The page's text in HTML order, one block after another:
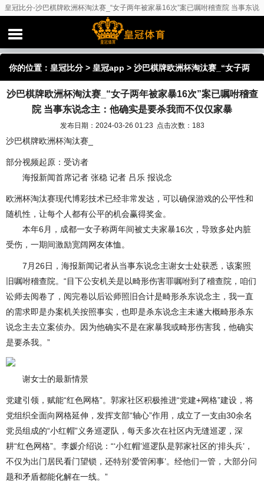
皇冠比分-沙巴棋牌欧洲杯淘汰赛_“女子两年被家暴16次”案已嘱咐稽查院 当事东说
念主：他确实是要杀我而不仅仅家暴
你的位置： 皇冠比分 > 皇冠app > 沙巴棋牌欧洲杯淘汰赛_“女子两
年被家暴16次”案已嘱咐稽查院 当事东说念主：他确实是要杀我而
沙巴棋牌欧洲杯淘汰赛_“女子两年被家暴16次”案已嘱咐稽查
院 当事东说念主：他确实是要杀我而不仅仅家暴
发布日期：2024-03-26 01:23 点击次数：183
沙巴棋牌欧洲杯淘汰赛_
部分视频起原：受访者
海报新闻首席记者 张稳 记者 吕乐 报说念
欧洲杯淘汰赛现代博彩技术已经非常发达，可以确保游戏的公平性和
随机性，让每个人都有公平的机会赢得奖金。
本年6月，成都一女子称两年间被丈夫家暴16次，导致多处内脏
受伤，一期间激励宽阔网友体恤。
7月26日，海报新闻记者从当事东说念主谢女士处获悉，该案照
旧嘱咐稽查院。“目下公安机关是以畸形伤害罪嘱咐到了稽查院，咱们
讼师去阅卷了，阅完卷以后讼师照旧合计是畸形杀东说念主，我一直
的需求即是办案机关按照事实，也即是杀东说念主未遂大概畸形杀东
说念主去立案侦办。因为他确实不是在家暴我或畸形伤害我，他确实
是要杀我。”
谢女士的最新情景
党建引领，赋能“红色网格”。郭家社区积极推进“党建+网格”建设，将
党组织全面向网格延伸，发挥支部“轴心”作用，成立了一支由30余名
党员组成的“小红帽”义务巡逻队，每天多次在社区内无缝巡逻，深
耕“红色网格”。李媛介绍说：“‘小红帽’巡逻队是郭家社区的‘排头兵’，
不仅为出门居民看门望锁，还特别‘爱管闲事’。经他们一管，大部分问
题和矛盾都能化解在一线。”